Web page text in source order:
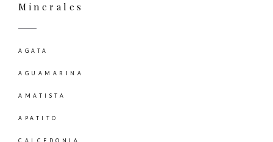
Minerales
AGATA
AGUAMARINA
AMATISTA
APATITO
CALCEDONIA